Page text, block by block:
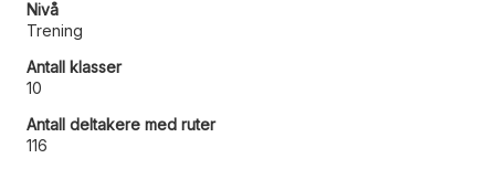
Nivå
Trening
Antall klasser
10
Antall deltakere med ruter
116